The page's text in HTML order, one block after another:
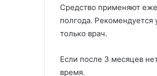
Средство применяют
полгода. Рекомендуется
только врач.
Если после 3 месяцев
время.